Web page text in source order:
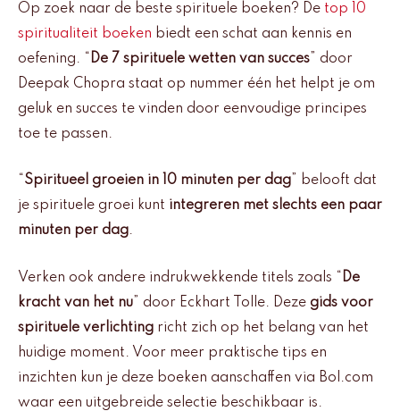
Op zoek naar de beste spirituele boeken? De top 10
spiritualiteit boeken biedt een schat aan kennis en
oefening. “
De 7 spirituele wetten van succes ” door
Deepak Chopra staat op nummer één het helpt je om
geluk en succes te vinden door eenvoudige principes
toe te passen.
Spiritueel groeien in 10 minuten per dag ” belooft dat
je spirituele groei kunt integreren met slechts een paar
minuten per dag.
Verken ook andere indrukwekkende titels zoals “
De
kracht van het nu ” door Eckhart Tolle. Deze gids voor
spirituele verlichting richt zich op het belang van het
huidige moment. Voor meer praktische tips en
inzichten kun je deze boeken aanschaffen via Bol.com
waar een uitgebreide selectie beschikbaar is.